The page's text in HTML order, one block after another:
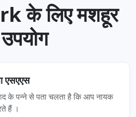
के लिए मशहूर
उपयोग
एसएएस
के पन्‍ने से पता चलता है कि आप नायक
हैं ।